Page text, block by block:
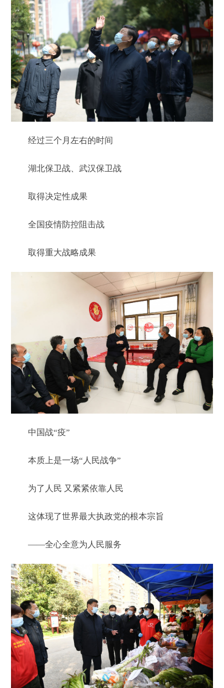
经过三个月左右的时间
湖北保卫战、武汉保卫战
取得决定性成果
全国疫情防控阻击战
取得重大战略成果
中国战“疫”
本质上是一场“人民战争”
为了人民 又紧紧依靠人民
这体现了世界最大执政党的根本宗旨
——全心全意为人民服务